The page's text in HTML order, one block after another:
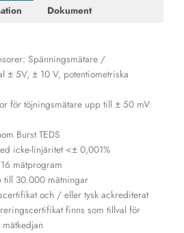
Dokument
Spänningsmätare /
± 5V, ± 10 V, potentiometriska
för töjningsmätare upp till ± 50 mV
Burst TEDS
icke-linjäritet <± 0,001%
mätprogram
till 30.000 mätningar
och / eller tysk ackrediterat
finns som tillval för